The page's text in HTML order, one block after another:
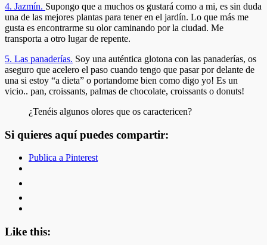
4. Jazmín. Supongo que a muchos os gustará como a mi, es sin duda
una de las mejores plantas para tener en el jardín. Lo que más me
gusta es encontrarme su olor caminando por la ciudad. Me
transporta a otro lugar de repente.
5. Las panaderías. Soy una auténtica glotona con las panaderías, os
aseguro que acelero el paso cuando tengo que pasar por delante de
una si estoy “a dieta” o portandome bien como digo yo! Es un
vicio.. pan, croissants, palmas de chocolate, croissants o donuts!
¿Tenéis algunos olores que os caractericen?
Si quieres aquí puedes compartir:
Publica a Pinterest
Like this: